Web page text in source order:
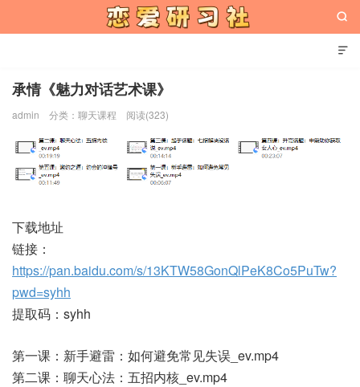


承情《魅力对话艺术课》
admin 分类： 聊天课程 阅读(323)
下载地址
链接：
https://pan.baidu.com/s/13KTW58GonQlPeK8Co5PuTw?
pwd=syhh
提取码：syhh
第一课：新手避雷：如何避免常见失误_ev.mp4
第二课：聊天心法：五招内核_ev.mp4